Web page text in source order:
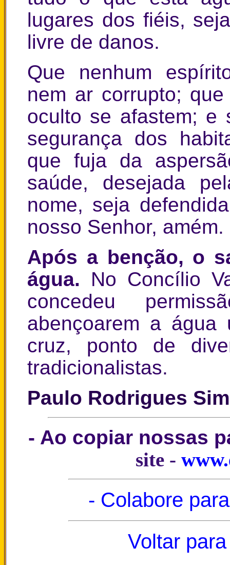
lugares dos fiéis,
livre de danos.
Que nenhum
nem ar corrupto;
oculto se afastem; e
segurança dos
que fuja da
saúde, desejada
nome, seja
nosso Senhor, amém.
Após a benção, o
água. No Concílio
concedeu
abençoarem a
cruz, ponto de
tradicionalistas.
Paulo Rodrigues
- Ao copiar nossas
site -
- Colabore
Voltar